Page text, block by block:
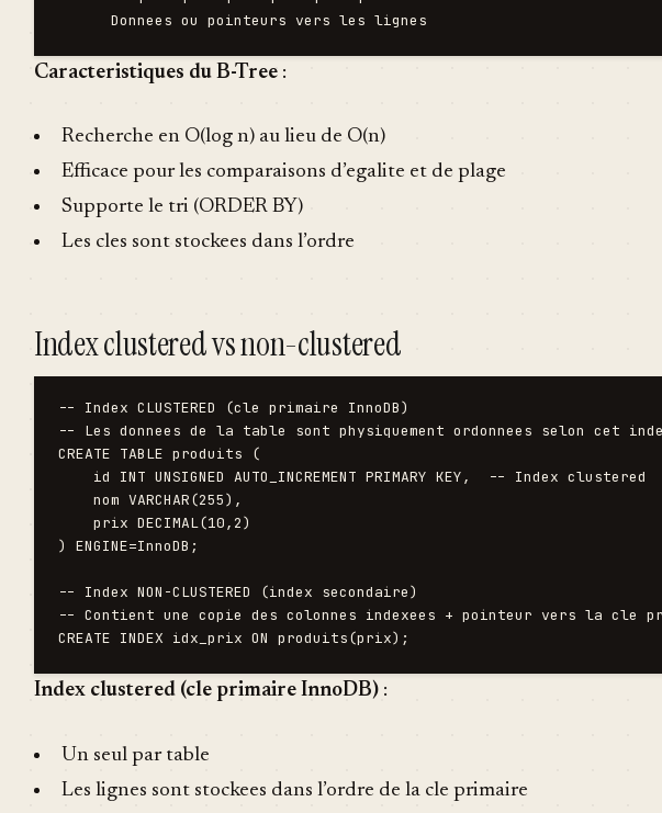
Caracteristiques du B-Tree :
Recherche en O(log n) au lieu de O(n)
Efficace pour les comparaisons d’egalite et de plage
Supporte le tri (ORDER BY)
Les cles sont stockees dans l’ordre
Index clustered vs non-clustered
-- Index CLUSTERED (cle primaire InnoDB)
-- Les donnees de la table sont physiquement ordonnees selon cet
CREATE TABLE produits (
    id INT UNSIGNED AUTO_INCREMENT PRIMARY KEY,  -- Index clustered
    nom VARCHAR(255),
    prix DECIMAL(10,2)
) ENGINE=InnoDB;
-- Index NON-CLUSTERED (index secondaire)
-- Contient une copie des colonnes indexees + pointeur vers la cle
Index clustered (cle primaire InnoDB) :
Un seul par table
Les lignes sont stockees dans l’ordre de la cle primaire